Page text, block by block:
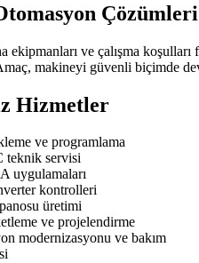
Çözümleri
ekipmanları ve çalışma
makineyi güvenli biçimde
Hizmetler
ve programlama
teknik servisi
uygulamaları
kontrolleri
üretimi
ve projelendirme
modernizasyonu ve bakım